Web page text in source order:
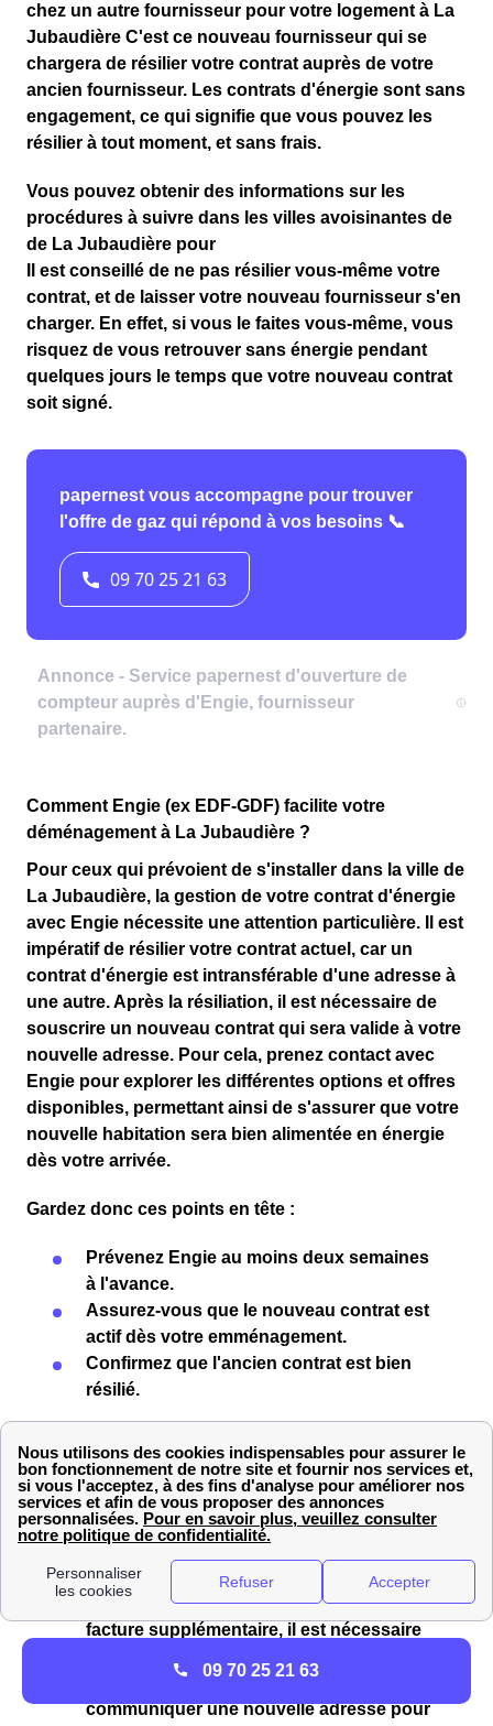
chez un autre fournisseur pour votre logement à La
Jubaudière C'est ce nouveau fournisseur qui se
chargera de résilier votre contrat auprès de votre
ancien fournisseur. Les contrats d'énergie sont sans
engagement, ce qui signifie que vous pouvez les
résilier à tout moment, et sans frais.
Vous pouvez obtenir des informations sur les
procédures à suivre dans les villes avoisinantes de
de La Jubaudière pour
Il est conseillé de ne pas résilier vous-même votre
contrat, et de laisser votre nouveau fournisseur s'en
charger. En effet, si vous le faites vous-même, vous
risquez de vous retrouver sans énergie pendant
quelques jours le temps que votre nouveau contrat
soit signé.
Comment Engie (ex EDF-GDF) facilite votre
déménagement à La Jubaudière ?
Pour ceux qui prévoient de s'installer dans la ville de
La Jubaudière, la gestion de votre contrat d'énergie
avec Engie nécessite une attention particulière. Il est
impératif de résilier votre contrat actuel, car un
contrat d'énergie est intransférable d'une adresse à
une autre. Après la résiliation, il est nécessaire de
souscrire un nouveau contrat qui sera valide à votre
nouvelle adresse. Pour cela, prenez contact avec
Engie pour explorer les différentes options et offres
disponibles, permettant ainsi de s'assurer que votre
nouvelle habitation sera bien alimentée en énergie
dès votre arrivée.
Gardez donc ces points en tête :
Prévenez Engie au moins deux semaines
à l'avance.
Assurez-vous que le nouveau contrat est
actif dès votre emménagement.
Confirmez que l'ancien contrat est bien
résilié.
Jubaudière
Il existe deux cas pour lesquels le clientà La
Jubaudière (49510)est amené à résilier son contrat
déménage: Pour éviter toute
facture supplémentaire, il est nécessaire
prévenir de son départ. Il faut lui
communiquer unenouvelle adressepour
09 70 25 21 63